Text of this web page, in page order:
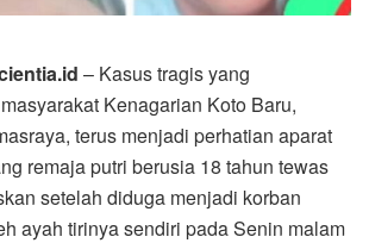
– Kasus tragis yang
Kenagarian Koto Baru,
terus menjadi perhatian aparat
remaja putri berusia 18 tahun tewas
setelah diduga menjadi korban
ayah tirinya sendiri pada Senin malam